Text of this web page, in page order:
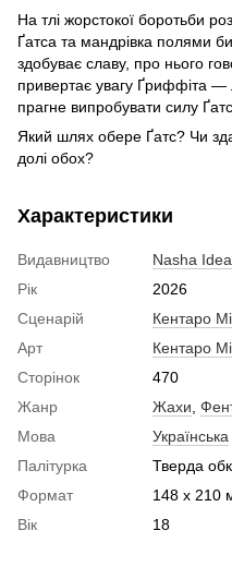
На тлі жорстокої боротьби
Ґатса та мандрівка полями
здобуває славу, про нього
привертає увагу Ґриффіта
прагне випробувати силу
Який шлях обере Ґатс? Чи
долі обох?
Характеристики
Видавництво
Nasha Idea
Рік
2026
Сценарій
Кентаро
Арт
Кентаро
Сторінок
470
Жанр
Жахи
Мова
Українська
Палітурка
Тверда
Формат
148 x 210
Вік
18